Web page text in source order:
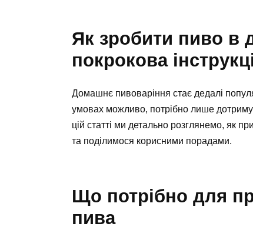
Як зробити пиво в
покрокова
Домашнє пивоваріння стає дедалі
умовах можливо, потрібно лише
цій статті ми детально розглянемо, як
та поділимося корисними порадами.
Що потрібно для
пива